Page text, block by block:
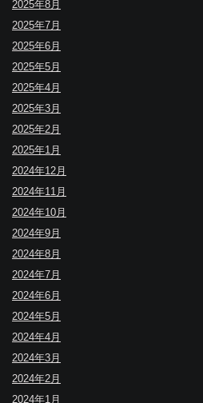
2025年8月
2025年7月
2025年6月
2025年5月
2025年4月
2025年3月
2025年2月
2025年1月
2024年12月
2024年11月
2024年10月
2024年9月
2024年8月
2024年7月
2024年6月
2024年5月
2024年4月
2024年3月
2024年2月
2024年1月